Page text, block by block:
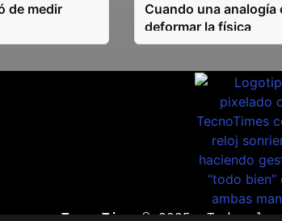
de medir
Cuando una analogía
deformar la física